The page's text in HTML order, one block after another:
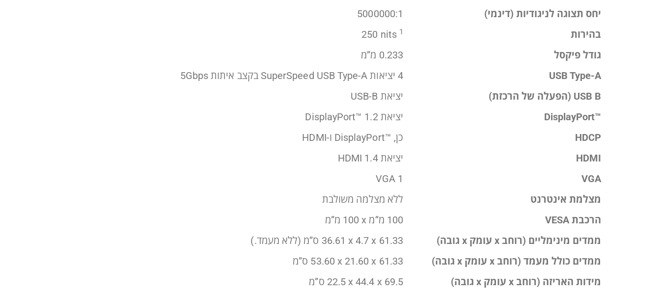
יחס תצוגה לניגודיות (דינמי)
5000000:1
בהירות
250‎ nits 1
גודל פיקסל
‎0.233 מ”מ
USB Type-A
4 יציאות SuperSpeed USB Type-A בקצב איתות 5Gbps
USB B (הפעלה של הרכזת)
יציאת USB-B
™DisplayPort
יציאת DisplayPort™ 1.2
HDCP
כן, DisplayPort™‎ ו-HDMI
HDMI
יציאת HDMI 1.4
VGA
1 VGA
מצלמת אינטרנט
ללא מצלמה משולבת
הרכבת VESA
100 מ”מ x‏ 100 מ”מ
ממדים מינימליים (רוחב x עומק x גובה)
‎61.33 ‏x ‏4.7 x ‏36.61 ס”מ
(ללא מעמד.)
ממדים כולל מעמד (רוחב x עומק x גובה)
‎61.33 ‏x ‏21.60 x ‏53.60 ס”מ
מידות האריזה (רוחב x עומק x גובה)
‎69.5 ‏x ‏44.4 x ‏22.5 ס”מ